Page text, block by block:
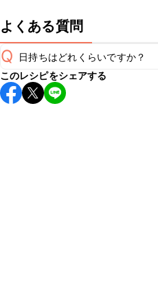
よくある質問
Q 日持ちはどれくらいですか？
保存期間は冷蔵で翌日中が目安
し上がりください。
このレシピをシェアする